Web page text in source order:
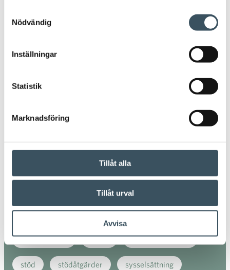
Nödvändig
Inställningar
Statistik
Marknadsföring
Tillåt alla
Tillåt urval
Avvisa
digital ekonomi direkt stöd
handelns kollektivavtalsförhandlingar julhandeln
kollektivavtal
konsumentenkät Kundnöjdheten mode
regeringens halvårsbudget
stöd stödåtgärder sysselsättning